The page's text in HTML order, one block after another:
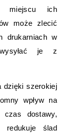
miejscu ich
może zlecić
drukarniach w
wysyłać je z
dzięki szerokiej
wpływ na
czas dostawy,
redukuje ślad